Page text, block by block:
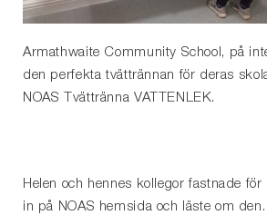
Armathwaite Community School, på
den perfekta tvättrännan för deras
NOAS Tvättränna VATTENLEK.
Helen och hennes kollegor fastnade
in på NOAS hemsida och läste om